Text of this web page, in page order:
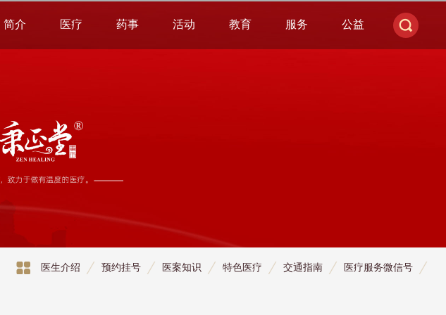
简介 医疗 药事 活动 教育 服务 公益
医生介绍 预约挂号 医案知识 特色医疗 交通指南 医疗服务微信号